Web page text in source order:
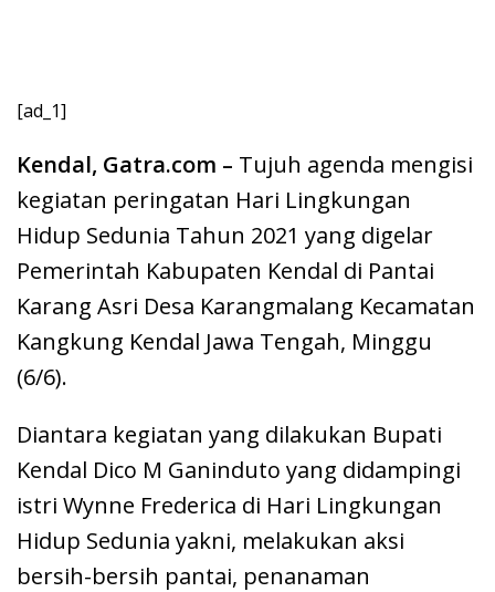
[ad_1]
Kendal, Gatra.com – Tujuh agenda mengisi
kegiatan peringatan Hari Lingkungan
Hidup Sedunia Tahun 2021 yang digelar
Pemerintah Kabupaten Kendal di Pantai
Karang Asri Desa Karangmalang Kecamatan
Kangkung Kendal Jawa Tengah, Minggu
(6/6).
Diantara kegiatan yang dilakukan Bupati
Kendal Dico M Ganinduto yang didampingi
istri Wynne Frederica di Hari Lingkungan
Hidup Sedunia yakni, melakukan aksi
bersih-bersih pantai, penanaman